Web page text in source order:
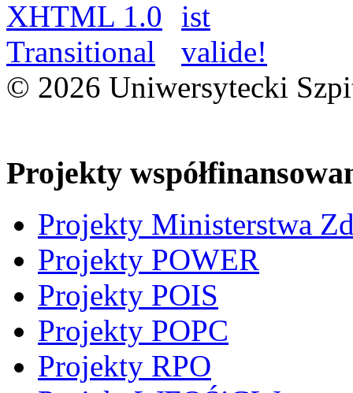
© 2026 Uniwersytecki
Projekty
Projekty Ministerstwa
Projekty POWER
Projekty POIS
Projekty POPC
Projekty RPO